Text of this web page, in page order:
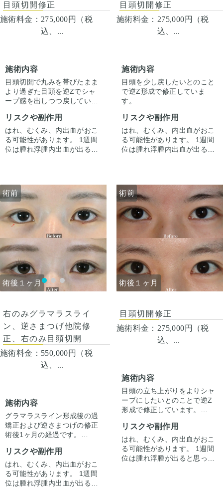
目頭切開修正
施術料金： 275,000円（税
込、...
施術内容
目頭切開で丸みを帯びたまま
より過ぎた目頭を逆Zでシャ
ープ感を出しつつ戻していま
リスクや副作用
はれ、むくみ、内出血がおこ
る可能性があります。 1週間
位は腫れ浮腫内出血が出ると
きたりむくみが長続き（1ヶ
月くらい）する人がいます。
微妙な左右差は出ることがあ
ります。 合併症が起こって
も、当院で責任を持って治療
します。 手術を受けた人全員
が写真の様な変化をするわけ
ではない事にも注意してくだ
さい。 その人ごとに個性があ
りますので、手術の結果にも
個人差はあります。
目頭切開修正
施術料金： 275,000円（税
込、...
施術内容
目頭を少し戻したいとのこと
で逆Z形成で修正していま
す。
リスクや副作用
はれ、むくみ、内出血がおこ
る可能性があります。 1週間
位は腫れ浮腫内出血が出ると
きたりむくみが長続き（1ヶ
月くらい）する人がいます。
微妙な左右差は出ることがあ
ります。 合併症が起こって
も、当院で責任を持って治療
します。 手術を受けた人全員
が写真の様な変化をするわけ
ではない事にも注意してくだ
さい。 その人ごとに個性があ
りますので、手術の結果にも
個人差はあります。
術前
術後１ヶ月
術前
術後１ヶ月
右のみグラマラスライ
ン、逆さまつげ他院修
正、右のみ目頭切開
施術料金： 550,000円（税
込、...
施術内容
グラマラスライン形成後の過
矯正および逆さまつげの修正
術後1ヶ月の経過です。
成で右のみひきつれが強く角
張った下瞼を瘢痕解除し修正
しています。
逆さまつげ、目頭の左右差改
リスクや副作用
はれ、むくみ、内出血がおこ
る可能性があります。 1週間
位は腫れ浮腫内出血が出ると
術前
術後１ヶ月
目頭切開修正
施術料金： 275,000円（税
込、...
施術内容
目頭の立ち上がりをよりシャ
ープにしたいとのことで逆Z
形成で修正しています。
す。
リスクや副作用
はれ、むくみ、内出血がおこ
る可能性があります。 1週間
位は腫れ浮腫が出ると思って